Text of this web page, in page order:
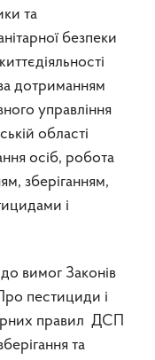
та
безпеки
дотриманням
управління
області
осіб, робота
зберіганням,
і
вимог Законів
пестициди і
правил ДСП
та